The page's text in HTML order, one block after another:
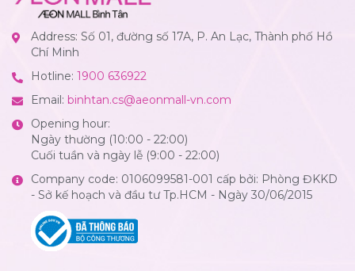
Address: Số 01, đường số 17A, P. An Lạc, Thành phố Hồ
Chí Minh
Hotline: 1900 636922
Email: binhtan.cs@aeonmall-vn.com
Opening hour:
Ngày thường (10:00 - 22:00)
Cuối tuần và ngày lễ (9:00 - 22:00)
Company code: 0106099581-001 cấp bởi: Phòng ĐKKD
- Sở kế hoạch và đầu tư Tp.HCM - Ngày 30/06/2015